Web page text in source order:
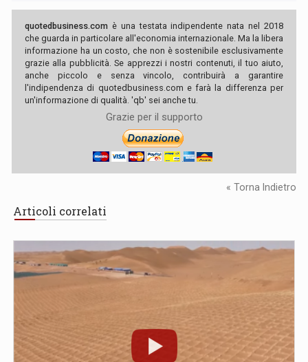
quotedbusiness.com è una testata indipendente nata nel 2018
che guarda in particolare all'economia internazionale. Ma la libera
informazione ha un costo, che non è sostenibile esclusivamente
grazie alla pubblicità. Se apprezzi i nostri contenuti, il tuo aiuto,
anche piccolo e senza vincolo, contribuirà a garantire
l'indipendenza di quotedbusiness.com e farà la differenza per
un'informazione di qualità. 'qb' sei anche tu.
Grazie per il supporto
« Torna Indietro
Articoli correlati